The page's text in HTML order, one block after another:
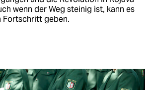
wenn der Weg steinig ist, kann es
Fortschritt geben.